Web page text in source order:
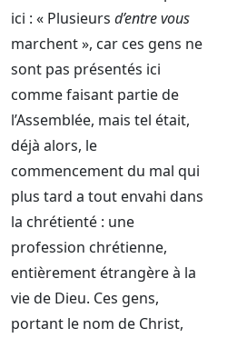
ici : « Plusieurs d’entre vous
marchent », car ces gens ne
sont pas présentés ici
comme faisant partie de
l’Assemblée, mais tel était,
déjà alors, le
commencement du mal qui
plus tard a tout envahi dans
la chrétienté : une
profession chrétienne,
entièrement étrangère à la
vie de Dieu. Ces gens,
portant le nom de Christ,